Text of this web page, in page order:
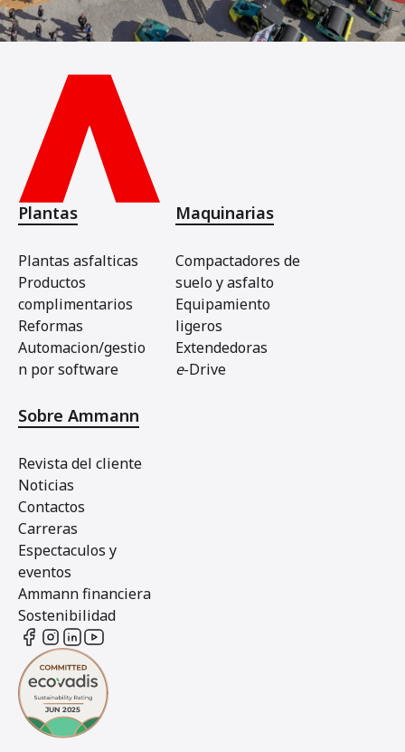
Plantas
Plantas asfalticas
Productos
complimentarios
Reformas
Automacion/gestio
n por software
Maquinarias
Compactadores de
suelo y asfalto
Equipamiento
ligeros
Extendedoras
e-Drive
Sobre Ammann
Revista del cliente
Noticias
Contactos
Carreras
Espectaculos y
eventos
Ammann financiera
Sostenibilidad